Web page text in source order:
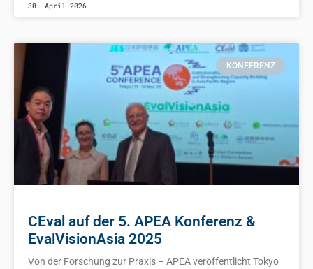
30. April 2026
KONFERENZ
CEval auf der 5. APEA Konferenz &
EvalVisionAsia 2025
Von der Forschung zur Praxis – APEA veröffentlicht Tokyo